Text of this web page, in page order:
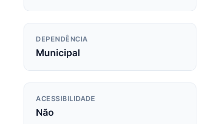
DEPENDÊNCIA
Municipal
ACESSIBILIDADE
Não